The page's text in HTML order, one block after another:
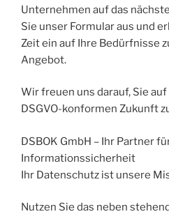
Unternehmen auf das
Sie unser Formular aus und
Zeit ein auf Ihre Bedürfnisse
Angebot.
Wir freuen uns darauf, Sie
DSGVO-konformen Zukunft
DSBOK GmbH – Ihr Partner
Informationssicherheit
Ihr Datenschutz ist unsere
Nutzen Sie das neben